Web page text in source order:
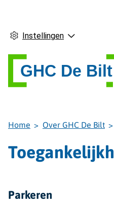
Instellingen
Home Over GHC De Bilt
Parkeren